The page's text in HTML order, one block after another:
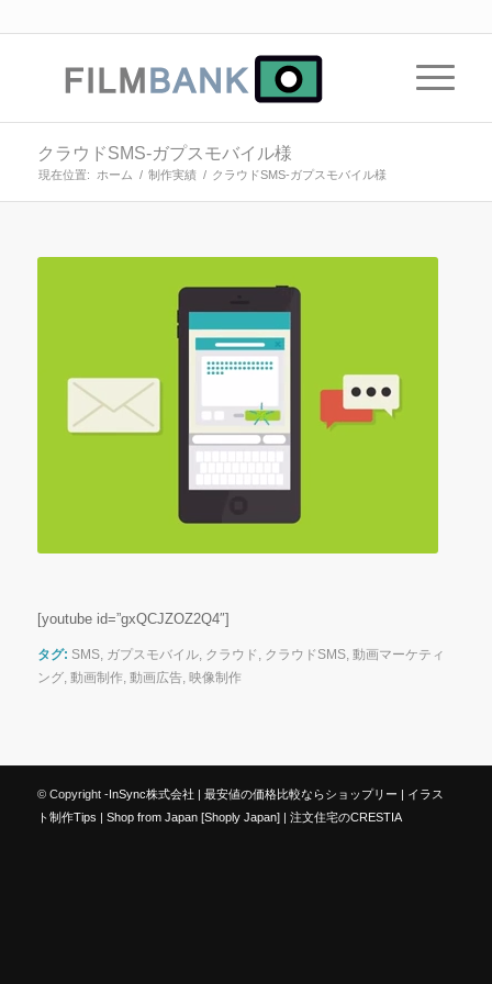
クラウドSMS-ガプスモバイル様
現在位置: ホーム / 制作実績 / クラウドSMS-ガプスモバイル様
[youtube id=”gxQCJZOZ2Q4″]
タグ: SMS, ガプスモバイル, クラウド クラウドSMS, 動画マーケティ
ング, 動画制作 動画広告, 映像制作
© Copyright -InSync株式会社 | 最安値の価格比較ならショップリー | イラス
ト制作Tips | Shop from Japan [Shoply Japan]| 注文住宅のCRESTIA